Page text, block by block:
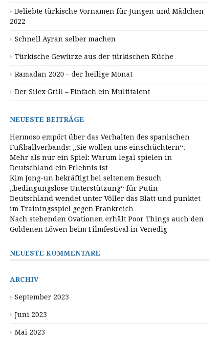
Beliebte türkische Vornamen für Jungen und Mädchen
2022
Schnell Ayran selber machen
Türkische Gewürze aus der türkischen Küche
Ramadan 2020 – der heilige Monat
Der Silex Grill – Einfach ein Multitalent
NEUESTE BEITRÄGE
Hermoso empört über das Verhalten des spanischen
Fußballverbands: „Sie wollen uns einschüchtern“.
Mehr als nur ein Spiel: Warum legal spielen in
Deutschland ein Erlebnis ist
Kim Jong-un bekräftigt bei seltenem Besuch
„bedingungslose Unterstützung“ für Putin
Deutschland wendet unter Völler das Blatt und punktet
im Trainingsspiel gegen Frankreich
Nach stehenden Ovationen erhält Poor Things auch den
Goldenen Löwen beim Filmfestival in Venedig
NEUESTE KOMMENTARE
ARCHIV
September 2023
Juni 2023
Mai 2023